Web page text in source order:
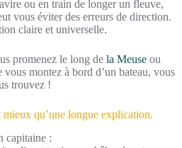
ou en train de longer un fleuve,
vous éviter des erreurs de direction.
claire et universelle.
promenez le long de la Meuse ou
montez à bord d’un bateau, vous
trouvez !
qu’une longue explication.
capitaine :